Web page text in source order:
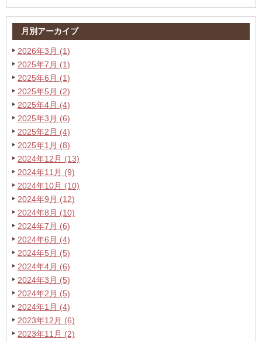
月別アーカイブ
2026年3月 (1)
2025年7月 (1)
2025年6月 (1)
2025年5月 (2)
2025年4月 (4)
2025年3月 (6)
2025年2月 (4)
2025年1月 (8)
2024年12月 (13)
2024年11月 (9)
2024年10月 (10)
2024年9月 (12)
2024年8月 (10)
2024年7月 (6)
2024年6月 (4)
2024年5月 (5)
2024年4月 (6)
2024年3月 (5)
2024年2月 (5)
2024年1月 (4)
2023年12月 (6)
2023年11月 (2)